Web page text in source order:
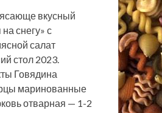
вкусный
снегу» с
салат
стол 2023.
Говядина
маринованные
отварная — 1-2